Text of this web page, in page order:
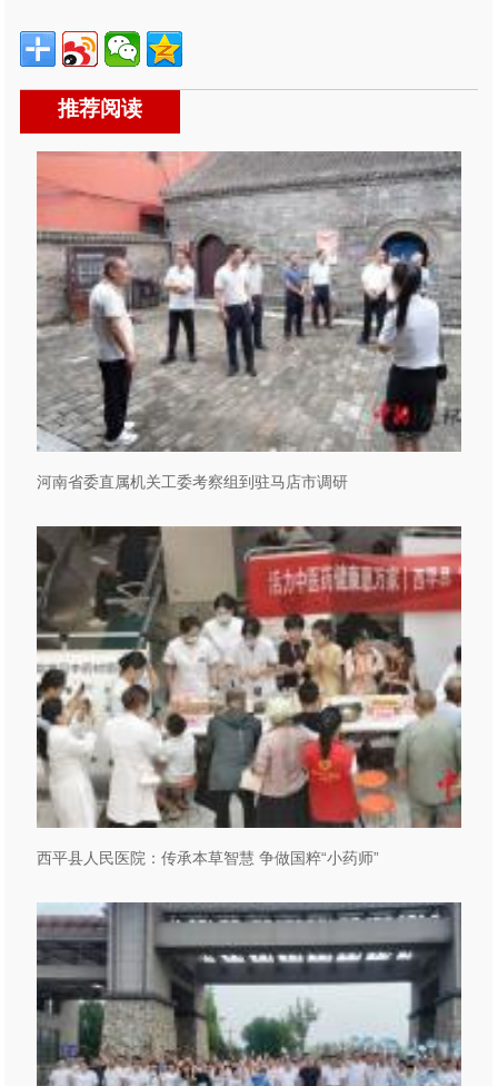
推荐阅读
河南省委直属机关工委考察组到驻马店市调研
西平县人民医院：传承本草智慧 争做国粹“小药师”